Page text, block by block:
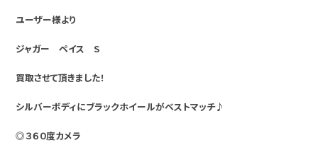
ユーザー様より
ジャガー ペイス S
買取させて頂きました！
シルバーボディにブラックホイールがベストマッチ♪
◎３６０度カメラ